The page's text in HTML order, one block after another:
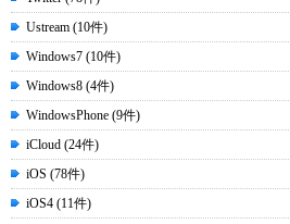
Ustream (10件)
Windows7 (10件)
Windows8 (4件)
WindowsPhone (9件)
iCloud (24件)
iOS (78件)
iOS4 (11件)